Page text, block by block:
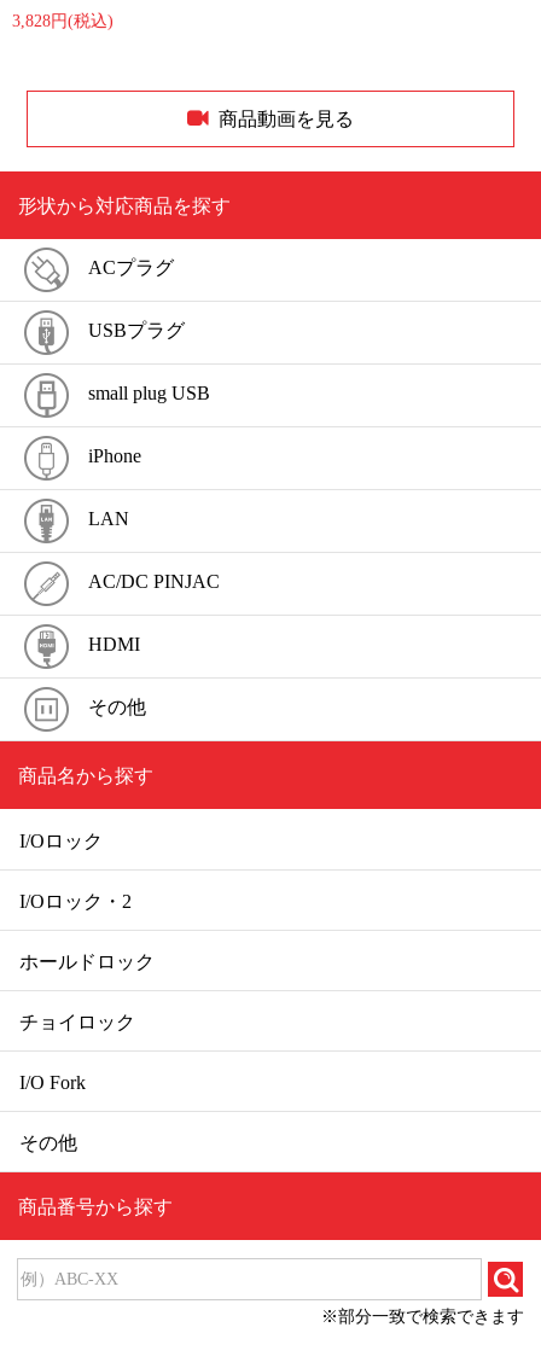
3,828円(税込)
商品動画を見る
形状から対応商品を探す
ACプラグ
USBプラグ
small plug USB
iPhone
LAN
AC/DC PINJAC
HDMI
その他
商品名から探す
I/Oロック
I/Oロック・2
ホールドロック
チョイロック
I/O Fork
その他
商品番号から探す
※部分一致で検索できます